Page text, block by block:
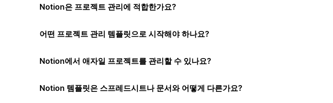
Notion은 프로젝트 관리에 적합한가요?
어떤 프로젝트 관리 템플릿으로 시작해야 하나요?
Notion에서 애자일 프로젝트를 관리할 수 있나요?
Notion 템플릿은 스프레드시트나 문서와 어떻게 다른가요?